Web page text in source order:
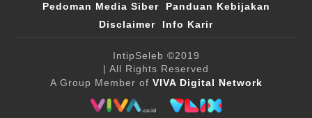
Pedoman Media Siber
Panduan Kebijakan
Disclaimer
Info Karir
IntipSeleb ©2019
| All Rights Reserved
A Group Member of VIVA Digital Network